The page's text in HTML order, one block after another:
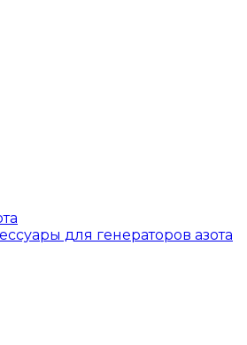
для генераторов азота